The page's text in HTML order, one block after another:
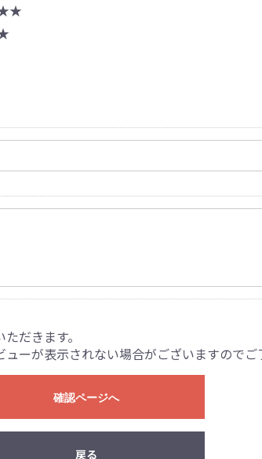
だきます。
ーが表示されない場合がございますのでご
確認ページへ
戻る